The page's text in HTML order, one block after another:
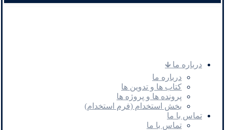
درباره ما 🡳
درباره ما
کتاب ها و تدوین ها
پرونده ها و پروژه ها
بخش استخدام (فرم استخدام)
تماس با ما
تماس با ما